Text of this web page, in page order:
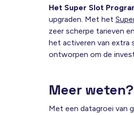
Het Super Slot
upgraden. Met het
zeer scherpe tarieven
het activeren van extra
ontworpen om de
Meer weten?
Met een datagroei van